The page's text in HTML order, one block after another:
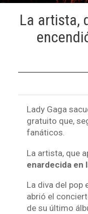
La artista,
Lady Gaga
gratuito que,
fanáticos.
La artista, que
enardecida en
La diva del pop
abrió el
de su último